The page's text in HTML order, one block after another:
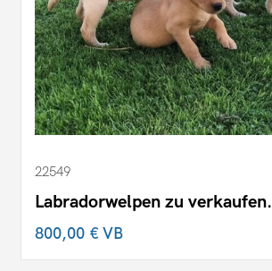
22549
Labradorwelpen zu verkaufen.
800,00 €VB